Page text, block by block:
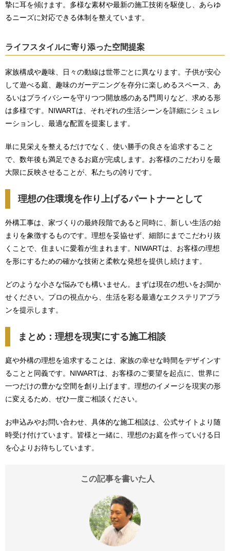
摯に耳を傾けます。多様な素材や最新の施工技術を駆使し、あらゆ
るニーズに対応できる体制を整えています。
ライフスタイルに寄り添った空間提案
家族構成や趣味、日々の動線は世帯ごとに異なります。子供が安心
して遊べる庭、趣味のガーデニングを存分に楽しめるスペース、あ
るいはプライバシーを守りつつ開放感のある門周りなど、求める形
は多様です。NIWARTは、それぞれの生活シーンを詳細にシミュレ
ーションし、最適な配置を提案します。
単に見栄えを整えるだけでなく、使い勝手の良さを追求すること
で、数年後も満足できるお庭が完成します。お客様のこだわりを最
大限に反映させることが、私たちの誇りです。
理想の住環境を作り上げるパートナーとして
外構工事は、家づくりの最終段階であると同時に、新しい生活の始
まりを象徴するものです。理想を妥協せず、細部にまでこだわり抜
くことで、住まいに愛着が生まれます。NIWARTは、お客様の理想
を形にするための確かな技術と柔軟な発想を提供し続けます。
どのような小さな悩みでも構いません。まずは現在の想いをお聞か
せください。プロの視点から、生活を彩る最適なエクステリアプラ
ンを提示します。
まとめ：理想を現実にする施工相談
庭や外構の理想を追求することは、家族の幸せな時間をデザインす
ることと同義です。NIWARTは、お客様のご要望を起点に、世界に
一つだけの豊かな空間を創り上げます。理想のイメージを現実の形
に変えるため、ぜひ一度ご相談ください。
お申込みやお問い合わせ、具体的な施工相談は、公式サイトより随
時受け付けています。皆様と一緒に、理想のお庭を作っていける日
を心よりお待ちしています。
この記事を書いた人